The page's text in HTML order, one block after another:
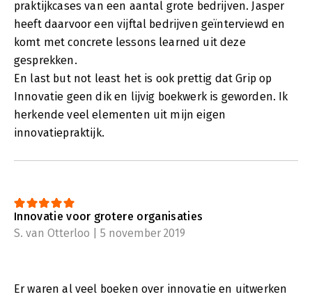
praktijkcases van een aantal grote bedrijven. Jasper
heeft daarvoor een vijftal bedrijven geïnterviewd en
komt met concrete lessons learned uit deze
gesprekken.
En last but not least het is ook prettig dat Grip op
Innovatie geen dik en lijvig boekwerk is geworden. Ik
herkende veel elementen uit mijn eigen
innovatiepraktijk.
Innovatie voor grotere organisaties
S. van Otterloo | 5 november 2019
Er waren al veel boeken over innovatie en uitwerken